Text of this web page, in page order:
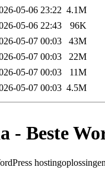
05-06 23:22 4.1M
05-06 22:43
96K
05-07 00:03
43M
05-07 00:03
22M
05-07 00:03
11M
05-07 00:03 4.5M
- Beste